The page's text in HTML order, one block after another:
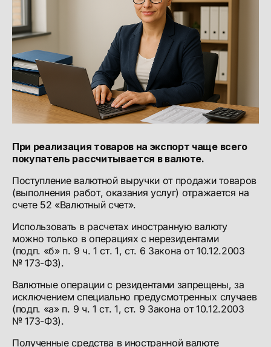
При реализация товаров на экспорт чаще всего
покупатель рассчитывается в валюте.
Поступление валютной выручки от продажи товаров
(выполнения работ, оказания услуг) отражается на
счете 52 «Валютный счет».
Использовать в расчетах иностранную валюту
можно только в операциях с нерезидентами
(подп. «б» п. 9 ч. 1 ст. 1, ст. 6 Закона от 10.12.2003
№ 173-ФЗ).
Валютные операции с резидентами запрещены, за
исключением специально предусмотренных случаев
(подп. «а» п. 9 ч. 1 ст. 1, ст. 9 Закона от 10.12.2003
№ 173-ФЗ).
Полученные средства в иностранной валюте